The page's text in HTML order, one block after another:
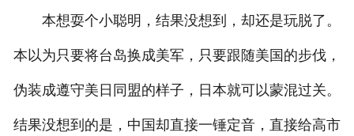
本想耍个小聪明，结果没想到，却还是玩脱了。
本以为只要将台岛换成美军，只要跟随美国的步伐，
伪装成遵守美日同盟的样子，日本就可以蒙混过关。
结果没想到的是，中国却直接一锤定音，直接给高市